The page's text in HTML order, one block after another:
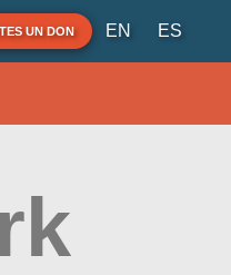
UN DON EN ES